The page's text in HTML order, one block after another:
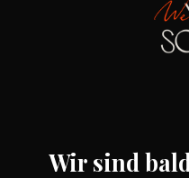
Wir sind